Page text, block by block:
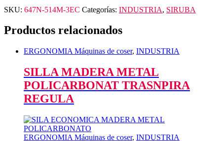
SKU: 647N-514M-3EC Categorías: INDUSTRIA, SIRUBA
Productos relacionados
ERGONOMIA Máquinas de coser, INDUSTRIA
SILLA MADERA METAL
POLICARBONAT TRASNPIRA
REGULA
ERGONOMIA Máquinas de coser, INDUSTRIA